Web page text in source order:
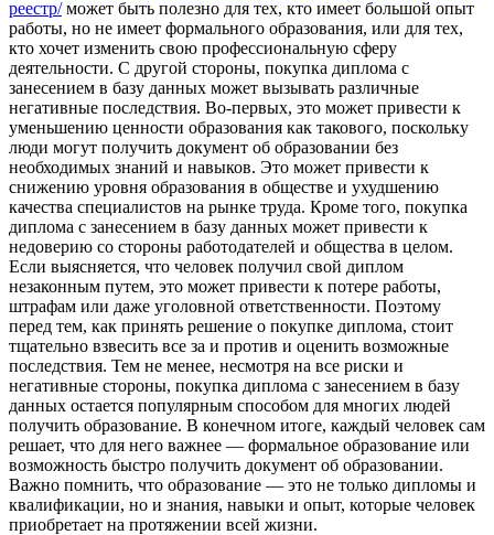
реестр/может быть полезно для тех, кто имеет большой опыт
работы, но не имеет формального образования, или для тех,
кто хочет изменить свою профессиональную сферу
деятельности. С другой стороны, покупка диплома с
занесением в базу данных может вызывать различные
негативные последствия. Во-первых, это может привести к
уменьшению ценности образования как такового, поскольку
люди могут получить документ об образовании без
необходимых знаний и навыков. Это может привести к
снижению уровня образования в обществе и ухудшению
качества специалистов на рынке труда. Кроме того, покупка
диплома с занесением в базу данных может привести к
недоверию со стороны работодателей и общества в целом.
Если выясняется, что человек получил свой диплом
незаконным путем, это может привести к потере работы,
штрафам или даже уголовной ответственности. Поэтому
перед тем, как принять решение о покупке диплома, стоит
тщательно взвесить все за и против и оценить возможные
последствия. Тем не менее, несмотря на все риски и
негативные стороны, покупка диплома с занесением в базу
данных остается популярным способом для многих людей
получить образование. В конечном итоге, каждый человек сам
решает, что для него важнее — формальное образование или
возможность быстро получить документ об образовании.
Важно помнить, что образование — это не только дипломы и
квалификации, но и знания, навыки и опыт, которые человек
приобретает на протяжении всей жизни.